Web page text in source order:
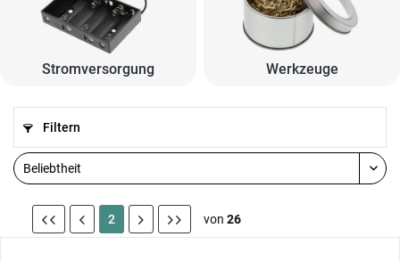
Stromversorgung Werkzeuge
Filtern
2 von 26